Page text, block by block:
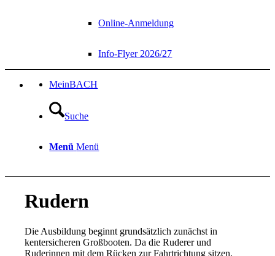
Online-Anmeldung
Info-Flyer 2026/27
MeinBACH
Suche
Menü Menü
Rudern
Die Ausbildung beginnt grundsätzlich zunächst in
kentersicheren Großbooten. Da die Ruderer und
Ruderinnen mit dem Rücken zur Fahrtrichtung sitzen,